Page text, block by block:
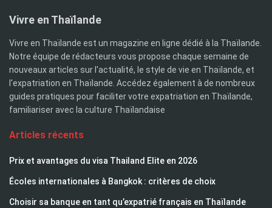
Vivre en Thaïlande
Vivre en Thaïlande est un magazine en ligne dédié à la Thaïlande.
Notre équipe de rédacteurs vous propose chaque semaine de
nouveaux articles sur l'actualité, le style de vie en Thaïlande, et
l'expatriation en Thaïlande. Accédez également à de nombreux
guides pratiques pour faciliter votre expatriation en Thaïlande,
familiariser avec la culture Thaïlandaise
Articles récents
Prix et avantages du visa Thailand Elite en 2026
Écoles internationales à Bangkok : critères de choix
Choisir sa banque en tant qu’expatrié français en Thaïlande